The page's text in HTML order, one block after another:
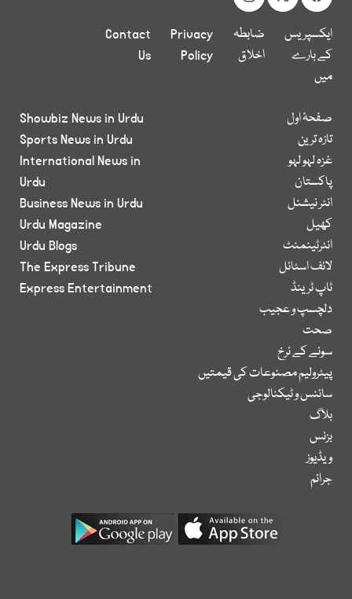
ایکسپریس
کے بارے
میں
ضابطہ
اخلاق
Privacy
Policy
Contact
Us
صفحۂ اول
تازہ ترین
غزہ لہو لہو
پاکستان
انٹر نیشنل
کھیل
انٹرٹینمنٹ
لائف اسٹائل
ٹاپ ٹرینڈ
دلچسپ و عجیب
صحت
سونے کے نرخ
پیٹرولیم مصنوعات کی قیمتیں
سائنس و ٹیکنالوجی
بلاگ
بزنس
ویڈیوز
جرائم
Showbiz News in Urdu
Sports News in Urdu
International News in
Urdu
Business News in Urdu
Urdu Magazine
Urdu Blogs
The Express Tribune
Express Entertainment